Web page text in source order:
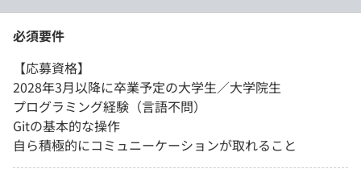
必須要件
【応募資格】
2028年3月以降に卒業予定の大学生／大学院生
プログラミング経験（言語不問）
Gitの基本的な操作
自ら積極的にコミュニーケーションが取れること